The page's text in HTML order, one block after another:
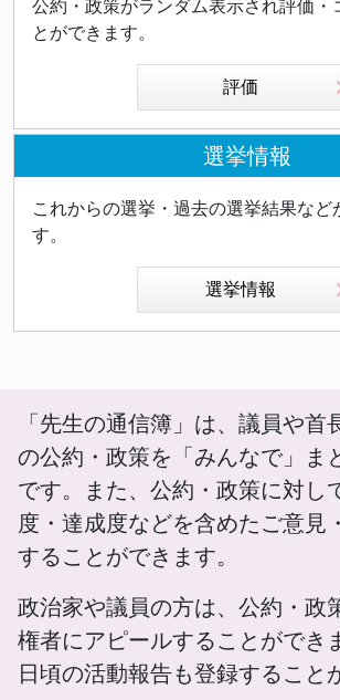
公約・政策がランダム表示され評価・
とができます。
評価
選挙情報
これからの選挙・過去の選挙結果など
す。
選挙情報
「先生の通信簿」は、議員や首
の公約・政策を「みんなで」ま
です。また、公約・政策に対し
度・達成度などを含めたご意見
することができます。
政治家や議員の方は、公約・政
権者にアピールすることができ
日頃の活動報告も登録すること